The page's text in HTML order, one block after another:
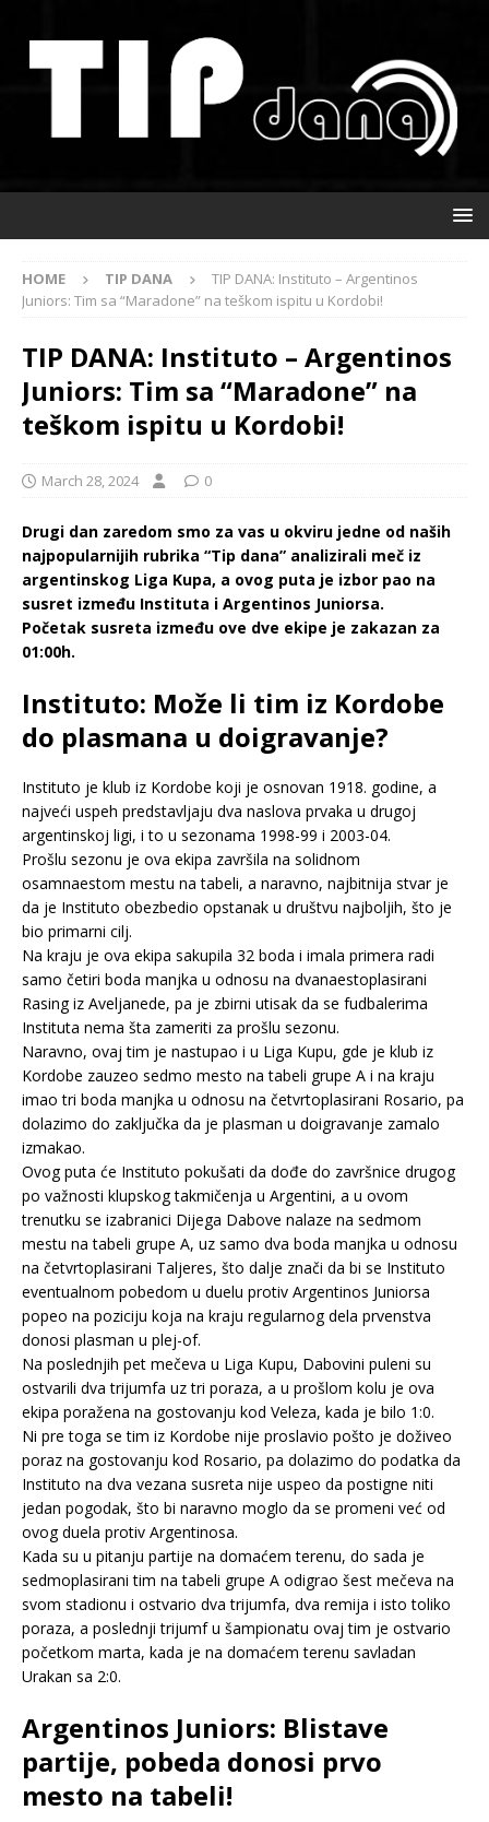
HOME TIP DANA
TIP DANA: Instituto – Argentinos
Juniors: Tim sa “Maradone” na teškom ispitu u Kordobi!
TIP DANA: Instituto – Argentinos
Juniors: Tim sa “Maradone” na
teškom ispitu u Kordobi!
March 28, 2024 0
Drugi dan zaredom smo za vas u okviru jedne od naših
najpopularnijih rubrika “Tip dana” analizirali meč iz
argentinskog Liga Kupa, a ovog puta je izbor pao na
susret između Instituta i Argentinos Juniorsa.
Početak susreta između ove dve ekipe je zakazan za
01:00h.
Instituto: Može li tim iz Kordobe
do plasmana u doigravanje?
Instituto je klub iz Kordobe koji je osnovan 1918. godine, a
najveći uspeh predstavljaju dva naslova prvaka u drugoj
argentinskoj ligi, i to u sezonama 1998-99 i 2003-04.
Prošlu sezonu je ova ekipa završila na solidnom
osamnaestom mestu na tabeli, a naravno, najbitnija stvar je
da je Instituto obezbedio opstanak u društvu najboljih, što je
bio primarni cilj.
Na kraju je ova ekipa sakupila 32 boda i imala primera radi
samo četiri boda manjka u odnosu na dvanaestoplasirani
Rasing iz Aveljanede, pa je zbirni utisak da se fudbalerima
Instituta nema šta zameriti za prošlu sezonu.
Naravno, ovaj tim je nastupao i u Liga Kupu, gde je klub iz
Kordobe zauzeo sedmo mesto na tabeli grupe A i na kraju
imao tri boda manjka u odnosu na četvrtoplasirani Rosario, pa
dolazimo do zaključka da je plasman u doigravanje zamalo
izmakao.
Ovog puta će Instituto pokušati da dođe do završnice drugog
po važnosti klupskog takmičenja u Argentini, a u ovom
trenutku se izabranici Dijega Dabove nalaze na sedmom
mestu na tabeli grupe A, uz samo dva boda manjka u odnosu
na četvrtoplasirani Taljeres, što dalje znači da bi se Instituto
eventualnom pobedom u duelu protiv Argentinos Juniorsa
popeo na poziciju koja na kraju regularnog dela prvenstva
donosi plasman u plej-of.
Na poslednjih pet mečeva u Liga Kupu, Dabovini puleni su
ostvarili dva trijumfa uz tri poraza, a u prošlom kolu je ova
ekipa poražena na gostovanju kod Veleza, kada je bilo 1:0.
Ni pre toga se tim iz Kordobe nije proslavio pošto je doživeo
poraz na gostovanju kod Rosario, pa dolazimo do podatka da
Instituto na dva vezana susreta nije uspeo da postigne niti
jedan pogodak, što bi naravno moglo da se promeni već od
ovog duela protiv Argentinosa.
Kada su u pitanju partije na domaćem terenu, do sada je
sedmoplasirani tim na tabeli grupe A odigrao šest mečeva na
svom stadionu i ostvario dva trijumfa, dva remija i isto toliko
poraza, a poslednji trijumf u šampionatu ovaj tim je ostvario
početkom marta, kada je na domaćem terenu savladan
Urakan sa 2:0.
Argentinos Juniors: Blistave
partije, pobeda donosi prvo
mesto na tabeli!